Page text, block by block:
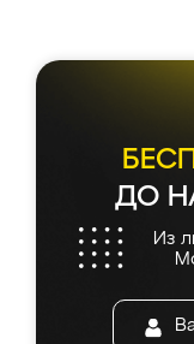
ДО
Из